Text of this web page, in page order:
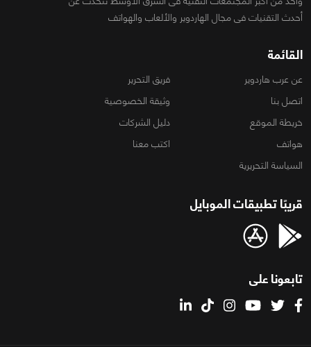
أحدث التقنيات فى مجال الهاردوير والألعاب والهواتف
القائمة
عن عرب هاردوير
فريق التحرير
اتصل بنا
وثيقة الخصوصية
خريطة الموقع
دليل الشركات
هواتف
اكتب معنا
السياسة التحريرية
قريبًا تطبيقات الموبايل
تابعونا على